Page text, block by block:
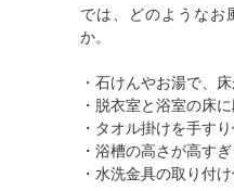
では、どのようなお
か。
・石けんやお湯で、
・脱衣室と浴室の床に
・タオル掛けを手す
・浴槽の高さが高す
・水洗金具の取り付